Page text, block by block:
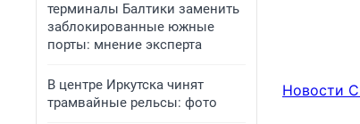
терминалы Балтики заменить
заблокированные южные
порты: мнение эксперта
В центре Иркутска чинят
трамвайные рельсы: фото
Новости